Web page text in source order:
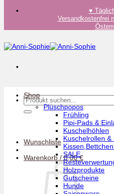
♥️
Versandkostenfrei
Suchen
nach:
Wunschliste
Warenkorb /0,00€
Shop
Plüschpopos
Frühling
Pipi-Pads &
Kuschelhöhlen
Kuschelrollen &
SALE
Holzprodukte
Gutscheine
Hunde